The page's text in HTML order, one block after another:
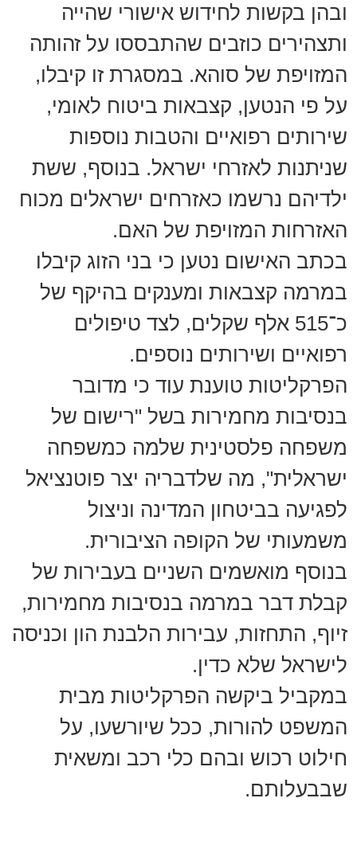
ובהן בקשות לחידוש אישורי שהייה
ותצהירים כוזבים שהתבססו על זהותה
המזויפת של סוהא. במסגרת זו קיבלו,
על פי הנטען, קצבאות ביטוח לאומי,
שירותים רפואיים והטבות נוספות
שניתנות לאזרחי ישראל. בנוסף, ששת
ילדיהם נרשמו כאזרחים ישראלים מכוח
האזרחות המזויפת של האם.
בכתב האישום נטען כי בני הזוג קיבלו
במרמה קצבאות ומענקים בהיקף של
כ־515 אלף שקלים, לצד טיפולים
רפואיים ושירותים נוספים.
הפרקליטות טוענת עוד כי מדובר
בנסיבות מחמירות בשל "רישום של
משפחה פלסטינית שלמה כמשפחה
ישראלית", מה שלדבריה יצר פוטנציאל
לפגיעה בביטחון המדינה וניצול
משמעותי של הקופה הציבורית.
בנוסף מואשמים השניים בעבירות של
קבלת דבר במרמה בנסיבות מחמירות,
זיוף, התחזות, עבירות הלבנת הון וכניסה
לישראל שלא כדין.
במקביל ביקשה הפרקליטות מבית
המשפט להורות, ככל שיורשעו, על
חילוט רכוש ובהם כלי רכב ומשאית
שבבעלותם.